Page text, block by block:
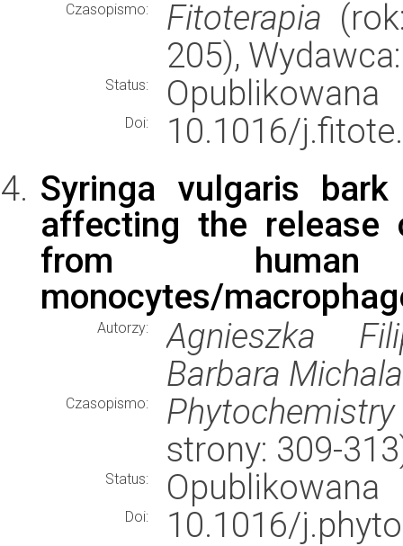
Czasopismo: Fitoterapia
205),
Status: Opublikowana
Doi:
10.1016/
Syringa vulgaris
affecting the release
from
monocytes/
Autorzy:
Agnieszka
Barbara
Czasopismo:
strony: 309-
Status: Opublikowana
Doi:
10.1016/